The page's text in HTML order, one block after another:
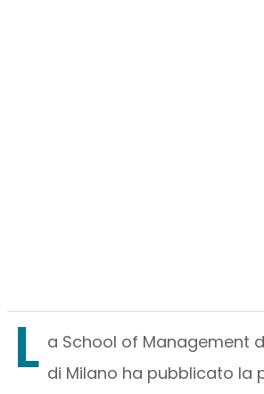
L a School of Management
di Milano ha pubblicato la